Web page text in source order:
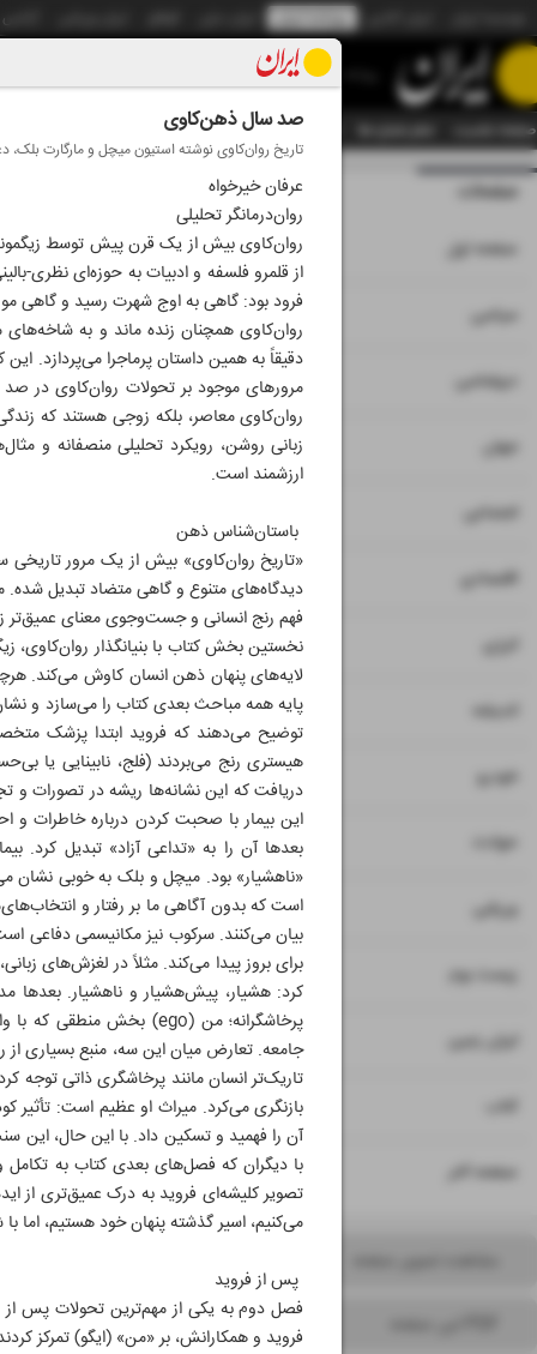
صفحه نخست تمام ویژه نامه ها آرشیو سازمان آگهی‌هاصد سال ذهن‌کاوی
تاریخ روان‌کاوی نوشته استیون میچل و مارگارت
عرفان خیرخواه
روان‌درمانگر تحلیلی
روان‌کاوی بیش از یک قرن پیش توسط
از قلمرو فلسفه و ادبیات به حوزه‌ای نظری-
فرود بود: گاهی به اوج شهرت رسید و گاهی
روان‌کاوی همچنان زنده ماند و به شاخه‌های
دقیقاً به همین داستان پرماجرا می‌پردازد.
مرور‌های موجود بر تحولات روان‌کاوی در
روان‌کاوی معاصر، بلکه زوجی هستند که
زبانی روشن، رویکرد تحلیلی منصفانه و
ارزشمند است.
باستان‌شناس ذهن
«تاریخ روان‌کاوی» بیش از یک مرور
دیدگاه‌های متنوع و گاهی متضاد تبدیل شده.
فهم رنج انسانی و جست‌وجوی معنای
نخستین بخش کتاب با بنیانگذار روان‌کاوی،
لایه‌های پنهان ذهن انسان کاوش می‌کند.
پایه همه مباحث بعدی کتاب را می‌سازد و
توضیح می‌دهند که فروید ابتدا پزشک
هیستری رنج می‌بردند (فلج، نابینایی یا
دریافت که این نشانه‌ها ریشه در تصورات و
این بیمار با صحبت کردن درباره خاطرات
بعدها آن را به «تداعی آزاد» تبدیل
«ناهشیار» بود. میچل و بلک به خوبی نشان
است که بدون آگاهی ما بر رفتار و
بیان می‌کنند. سرکوب نیز مکانیسمی دفاعی
برای بروز پیدا می‌کند. مثلاً در لغزش‌های
تاریک‌تر انسان مانند پرخاشگری ذاتی توجه
بازنگری می‌کرد. میراث او عظیم است: تأثیر
آن را فهمید و تسکین داد. با این حال، این
با دیگران که فصل‌های بعدی کتاب به تکامل
تصویر کلیشه‌ای فروید به درک عمیق‌تری از
می‌کنیم، اسیر گذشته پنهان خود هستیم، اما
پس از فروید
فصل دوم به یکی از مهم‌ترین تحولات پس از
فروید و همکارانش، بر «من» (ایگو) تمرکز
صفحات
صفحه اول ۱
سیاسی ۲ ۳
دیپلماسی ۴
جهان ۵
اجتماعی
اقتصادی ۷
انرژی ۸
اندیشه ۹
خودرو ۱۰
حوادث ۱۱
ورزشی ۱۲
زیست بوم ۱۳
ایران زمین ۱۴
کتاب ۱۵
صفحه آخر ۱۶